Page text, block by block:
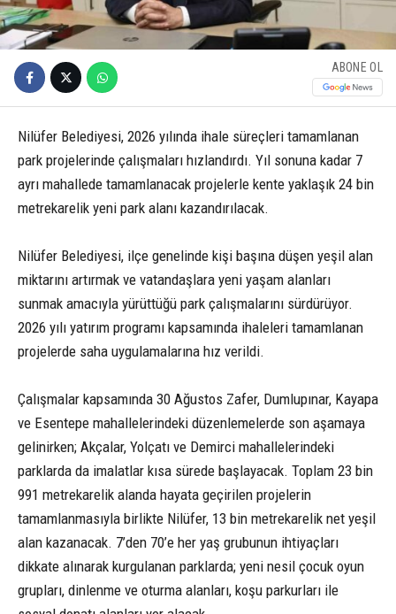
ABONE OL
Nilüfer Belediyesi, 2026 yılında ihale süreçleri tamamlanan
park projelerinde çalışmaları hızlandırdı. Yıl sonuna kadar 7
ayrı mahallede tamamlanacak projelerle kente yaklaşık 24 bin
metrekarelik yeni park alanı kazandırılacak.
Nilüfer Belediyesi, ilçe genelinde kişi başına düşen yeşil alan
miktarını artırmak ve vatandaşlara yeni yaşam alanları
sunmak amacıyla yürüttüğü park çalışmalarını sürdürüyor.
2026 yılı yatırım programı kapsamında ihaleleri tamamlanan
projelerde saha uygulamalarına hız verildi.
Çalışmalar kapsamında 30 Ağustos Zafer, Dumlupınar, Kayapa
ve Esentepe mahallelerindeki düzenlemelerde son aşamaya
gelinirken; Akçalar, Yolçatı ve Demirci mahallelerindeki
parklarda da imalatlar kısa sürede başlayacak. Toplam 23 bin
991 metrekarelik alanda hayata geçirilen projelerin
tamamlanmasıyla birlikte Nilüfer, 13 bin metrekarelik net yeşil
alan kazanacak. 7’den 70’e her yaş grubunun ihtiyaçları
dikkate alınarak kurgulanan parklarda; yeni nesil çocuk oyun
grupları, dinlenme ve oturma alanları, koşu parkurları ile